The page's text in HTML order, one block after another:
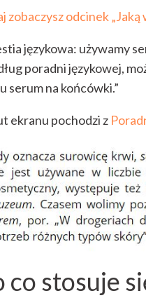
zobaczysz odcinek „Jaką
językowa: używamy
poradni językowej,
serum na końcówki.”
ekranu pochodzi z
co stosuje